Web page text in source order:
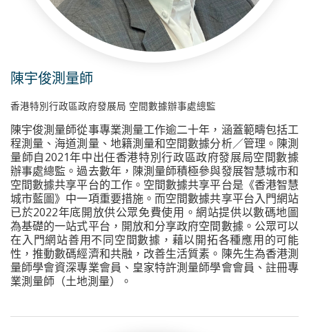
陳宇俊測量師
香港特別行政區政府發展局 空間數據辦事處總監
陳宇俊測量師從事專業測量工作逾二十年，涵蓋範疇包括工
程測量、海道測量、地籍測量和空間數據分析／管理。陳測
量師自2021年中出任香港特別行政區政府發展局空間數據
辦事處總監。過去數年，陳測量師積極參與發展智慧城市和
空間數據共享平台的工作。空間數據共享平台是《香港智慧
城市藍圖》中一項重要措施。而空間數據共享平台入門網站
已於2022年底開放供公眾免費使用。網站提供以數碼地圖
為基礎的一站式平台，開放和分享政府空間數據。公眾可以
在入門網站善用不同空間數據，藉以開拓各種應用的可能
性，推動數碼經濟和共融，改善生活質素。陳先生為香港測
量師學會資深專業會員、皇家特許測量師學會會員、註冊專
業測量師（土地測量）。